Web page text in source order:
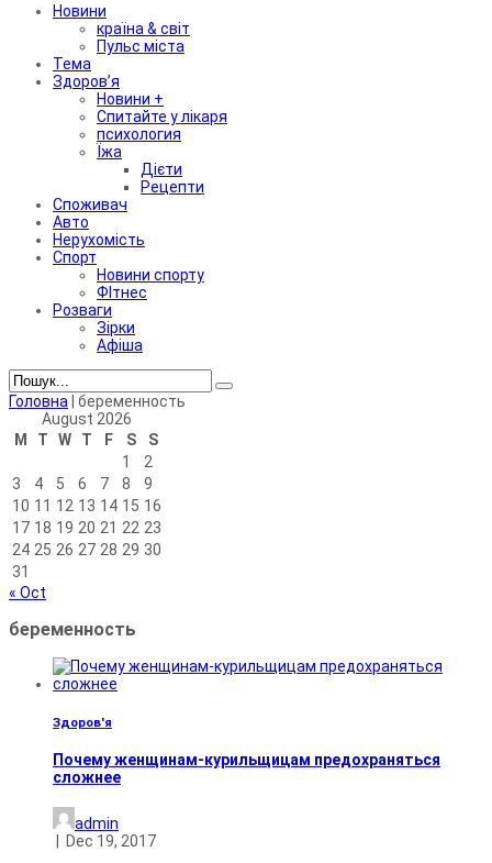
Новини
країна & світ
Пульс міста
Тема
Здоров’я
Новини +
Спитайте у лікаря
психология
Їжа
Дієти
Рецепти
Споживач
Авто
Нерухомість
Спорт
Новини спорту
ФІтнес
Розваги
Зірки
Афіша
Головна
беременность
August 2026
M
T W T F S
S
1
2
3
4 5 6 7 8
9
10 11 12 13 14 15 16
17 18 19 20 21 22 23
24 25 26 27 28 29 30
31
« Oct
беременность
Здоров'я
Почему женщинам-курильщицам предохраняться
сложнее
admin
Dec 19, 2017